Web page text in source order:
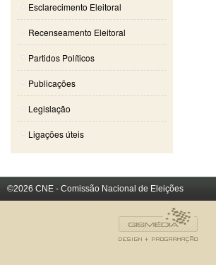
Esclarecimento Eleitoral
Recenseamento Eleitoral
Partidos Políticos
Publicações
Legislação
Ligações úteis
©2026 CNE - Comissão Nacional de Eleições